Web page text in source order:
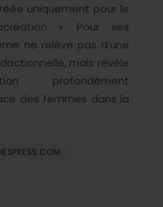
uniquement pour le
». Pour ses
ne relève pas d’une
mais révèle
profondément
des femmes dans la